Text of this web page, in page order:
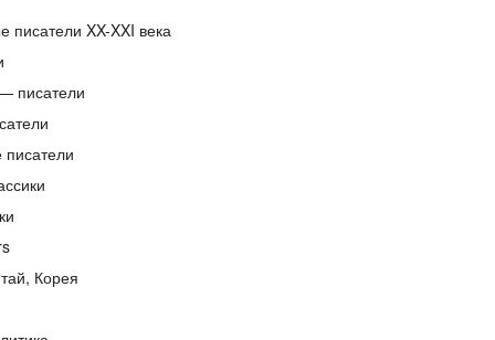
писатели XX-XXI века
писатели
писатели
Корея